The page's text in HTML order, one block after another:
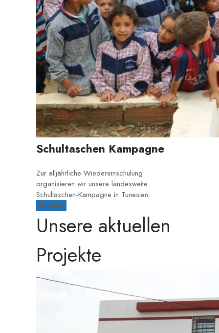
Schultaschen Kampagne
Zur alljährliche Wiedereinschulung
organisieren wir unsere landesweite
Schultaschen-Kampagne in Tunesien.
DETAILS
Unsere aktuellen
Projekte